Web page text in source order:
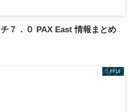
チ７．０ PAX East 情報まとめ
FF14